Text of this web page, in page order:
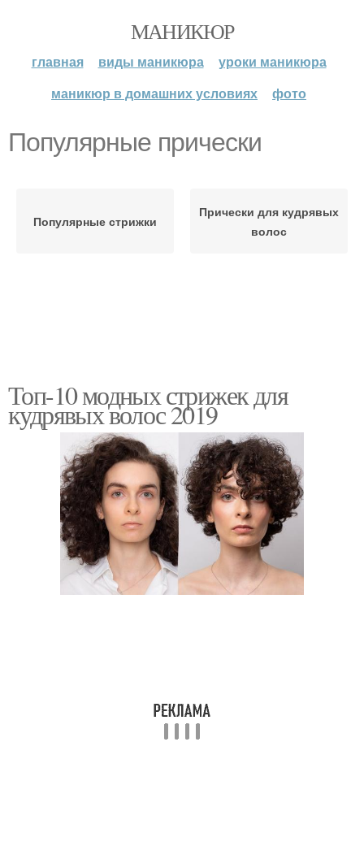
МАНИКЮР
главная виды маникюра
уроки маникюра
маникюр в домашних условиях
фото
Популярные прически
Популярные стрижки
Прически для кудрявых
волос
Топ-10 модных стрижек для
кудрявых волос 2019